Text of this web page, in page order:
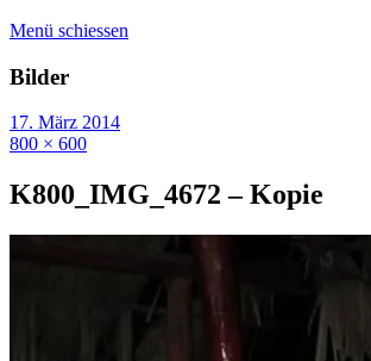
Menü schiessen
Bilder
17. März 2014
800 × 600
K800_IMG_4672 – Kopie